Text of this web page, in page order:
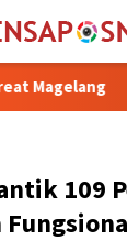
Rutan
109